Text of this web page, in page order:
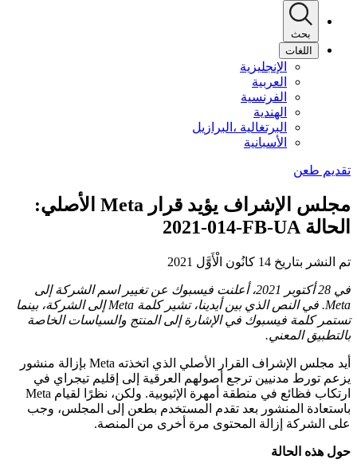
بحث
اللغات
الإنجليزية
العربية
الفرنسية
الهندية
البرتغالية ،البرازيل
الأسبانية
مجلس الإشراف يؤيد قرار Meta الأصلي:
الحالة ‎2021-014-FB-UA
تم النشر بتاريخ 14 كانُون الْأَوَّل 2021
في 28 أكتوبر 2021، أعلنت فيسبوك عن تغيير اسم الشركة إلى
Meta. في النص الذي بين أيدينا، تشير كلمة Meta إلى الشركة، بينما
تستمر كلمة فيسبوك في الإشارة إلى المنتج والسياسات الخاصة
بالتطبيق المعني.
أيد مجلس الإشراف القرار الأصلي الذي اتخذته Meta بإزالة منشور
يزعم تورط مدنيين ترجع أصولهم العرقية إلى إقليم تيجراي في
ارتكاب فظائع في منطقة أمهرة الإثيوبية. ولكن، نظرًا لقيام Meta
باستعادة المنشور بعد تقدم المستخدم بطعن إلى المجلس، وجب
على الشركة إزالة المحتوى مرة أخرى من المنصة.
حول هذه الحالة